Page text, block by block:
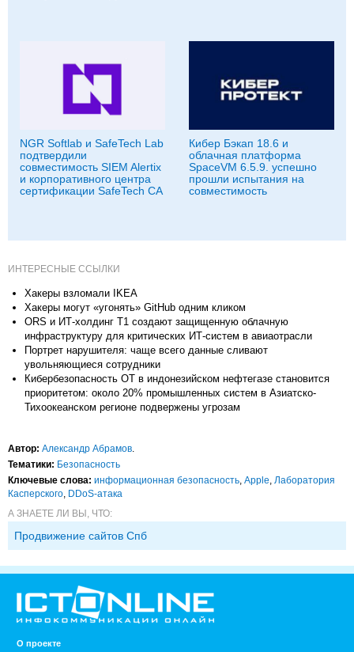
NGR Softlab и SafeTech Lab
подтвердили
совместимость SIEM Alertix
и корпоративного центра
сертификации SafeTech CA
Кибер Бэкап 18.6 и
облачная платформа
SpaceVM 6.5.9. успешно
прошли испытания на
совместимость
ИНТЕРЕСНЫЕ ССЫЛКИ
Хакеры взломали IKEA
Хакеры могут «угонять» GitHub одним кликом
ORS и ИТ-холдинг T1 создают защищенную облачную
инфраструктуру для критических ИТ-систем в авиаотрасли
Портрет нарушителя: чаще всего данные сливают
увольняющиеся сотрудники
Кибербезопасность ОТ в индонезийском нефтегазе становится
приоритетом: около 20% промышленных систем в Азиатско-
Тихоокеанском регионе подвержены угрозам
Автор: Александр Абрамов.
Тематики: Безопасность
Ключевые слова: информационная безопасность, Apple, Лаборатория
Касперского, DDoS-атака
А ЗНАЕТЕ ЛИ ВЫ, ЧТО:
Продвижение сайтов Спб
О проекте